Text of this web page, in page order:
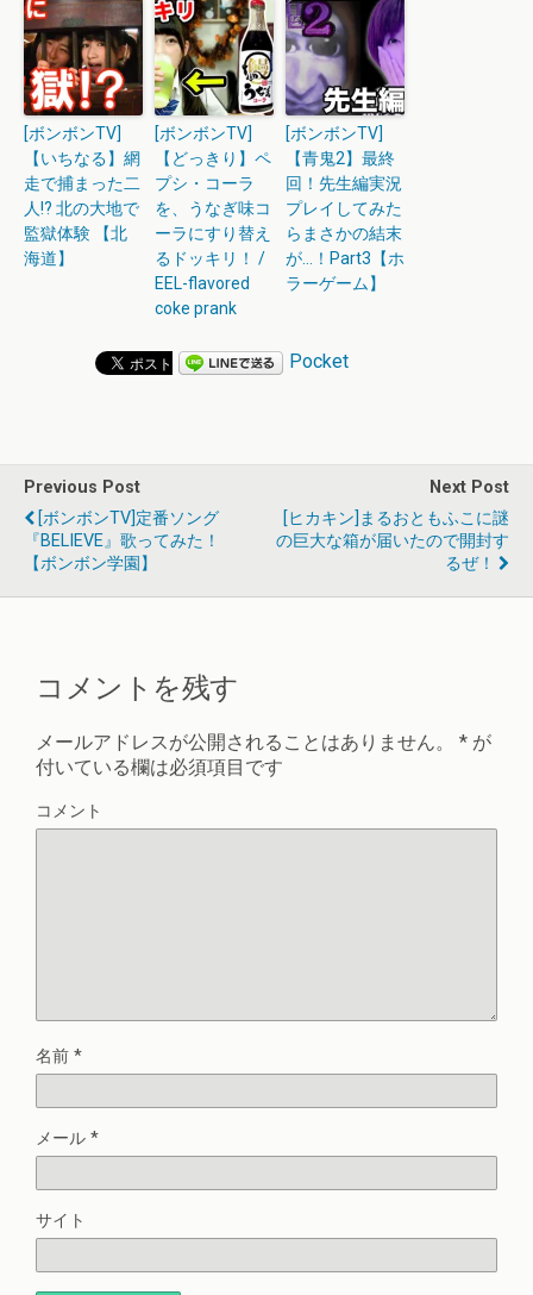
[ボンボンTV]
【いちなる】網
走で捕まった二
人!? 北の大地で
監獄体験 【北
海道】
[ボンボンTV]
【どっきり】ペ
プシ・コーラ
を、うなぎ味コ
ーラにすり替え
るドッキリ！ /
EEL-flavored
coke prank
[ボンボンTV]
【青鬼2】最終
回！先生編実況
プレイしてみた
らまさかの結末
が…！Part3【ホ
ラーゲーム】
Pocket
Previous Post
[ボンボンTV]定番ソング
『BELIEVE』歌ってみた！
【ボンボン学園】
Next Post
[ヒカキン]まるおともふこに謎
の巨大な箱が届いたので開封す
るぜ！
コメントを残す
メールアドレスが公開されることはありません。 * が
付いている欄は必須項目です
コメント
名前 *
メール *
サイト